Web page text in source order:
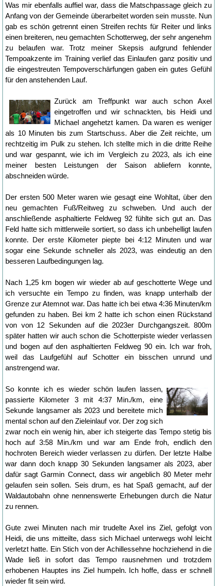
Was mir ebenfalls auffiel war, dass die Matschpassage gleich zu
Anfang von der Gemeinde überarbeitet worden sein musste. Nun
gab es schön getrennt einen Streifen rechts für Reiter und links
einen breiteren, neu gemachten Schotterweg, der sehr angenehm
zu belaufen war. Trotz meiner Skepsis aufgrund fehlender
Tempoakzente im Training verlief das Einlaufen ganz positiv und
die eingestreuten Tempoverschärfungen gaben ein gutes Gefühl
für den anstehenden Lauf.
Zurück am Treffpunkt war auch schon Axel
eingetroffen und wir schnackten, bis Heidi und
Michael angehetzt kamen. Da waren es weniger
als 10 Minuten bis zum Startschuss. Aber die Zeit reichte, um
rechtzeitig im Pulk zu stehen. Ich stellte mich in die dritte Reihe
und war gespannt, wie ich im Vergleich zu 2023, als ich eine
meiner besten Leistungen der Saison abliefern konnte,
abschneiden würde.
Der ersten 500 Meter waren wie gesagt eine Wohltat, über den
neu gemachten Fuß/Reitweg zu schweben. Und auch der
anschließende asphaltierte Feldweg 92 fühlte sich gut an. Das
Feld hatte sich mittlerweile sortiert, so dass ich unbehelligt laufen
konnte. Der erste Kilometer piepte bei 4:12 Minuten und war
sogar eine Sekunde schneller als 2023, was eindeutig an den
besseren Laufbedingungen lag.
Nach 1,25 km bogen wir wieder ab auf geschotterte Wege und
ich versuchte ein Tempo zu finden, was knapp unterhalb der
Grenze zur Atemnot war. Das hatte ich bei etwa 4:36 Minuten/km
gefunden zu haben. Bei km 2 hatte ich schon einen Rückstand
von von 12 Sekunden auf die 2023er Durchgangszeit. 800m
später hatten wir auch schon die Schotterpiste wieder verlassen
und bogen auf den asphaltierten Feldweg 90 ein. Ich war froh,
weil das Laufgefühl auf Schotter ein bisschen unrund und
anstrengend war.
So konnte ich es wieder schön laufen lassen,
passierte Kilometer 3 mit 4:37 Min./km, eine
Sekunde langsamer als 2023 und bereitete mich
mental schon auf den Zieleinlauf vor. Der zog sich
zwar noch ein wenig hin, aber ich steigerte das Tempo stetig bis
hoch auf 3:58 Min./km und war am Ende froh, endlich den
hochroten Bereich wieder verlassen zu dürfen. Der letzte Halbe
war dann doch knapp 30 Sekunden langsamer als 2023, aber
dafür sagt Garmin Connect, dass wir angeblich 80 Meter mehr
gelaufen sein sollen. Seis drum, es hat Spaß gemacht, auf der
Waldautobahn ohne nennenswerte Erhebungen durch die Natur
zu rennen.
Gute zwei Minuten nach mir trudelte Axel ins Ziel, gefolgt von
Heidi, die uns mitteilte, dass sich Michael unterwegs wohl leicht
verletzt hatte. Ein Stich von der Achillessehne hochziehend in die
Wade ließ in sofort das Tempo rausnehmen und trotzdem
erhobenen Hauptes ins Ziel humpeln. Ich hoffe, dass er schnell
wieder fit sein wird.